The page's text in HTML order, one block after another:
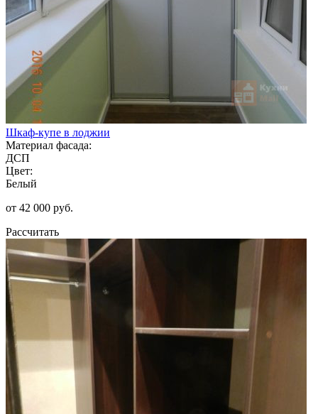
Шкаф-купе в лоджии
Материал фасада:
ДСП
Цвет:
Белый
от 42 000 руб.
Рассчитать